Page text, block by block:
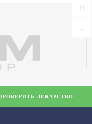
ЛЕКАРСТВО